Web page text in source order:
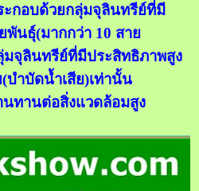
กอบด้วยกลุ่มจุลินทรีย์ที่มี
พันธุ์(มากกว่า 10 สาย
มจุลินทรีย์ที่มีประสิทธิภาพสูง
บำบัดน้ำเสีย)เท่านั้น
ทานต่อสิ่งแวดล้อมสูง